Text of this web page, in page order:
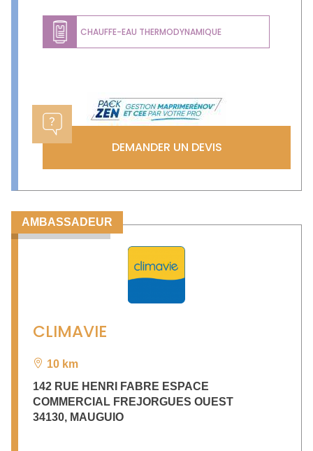
CHAUFFE-EAU THERMODYNAMIQUE
DEMANDER UN DEVIS
AMBASSADEUR
CLIMAVIE
10 km
142 RUE HENRI FABRE ESPACE
COMMERCIAL FREJORGUES OUEST
34130, MAUGUIO